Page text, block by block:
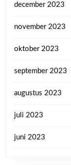
december 2023
november 2023
oktober 2023
september 2023
augustus 2023
juli 2023
juni 2023